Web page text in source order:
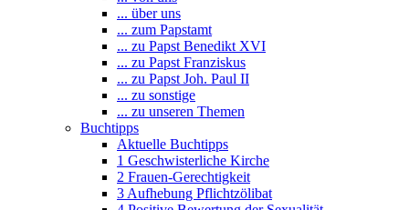
... über uns
... zum Papstamt
... zu Papst Benedikt XVI
... zu Papst Franziskus
... zu Papst Joh. Paul II
... zu sonstige
... zu unseren Themen
Buchtipps
Aktuelle Buchtipps
1 Geschwisterliche Kirche
2 Frauen-Gerechtigkeit
3 Aufhebung Pflichtzölibat